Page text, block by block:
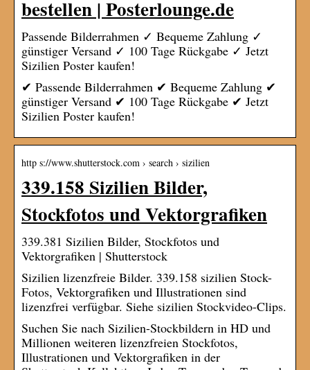
bestellen | Posterlounge.de
Passende Bilderrahmen ✓ Bequeme Zahlung ✓
günstiger Versand ✓ 100 Tage Rückgabe ✓ Jetzt
Sizilien Poster kaufen!
✔ Passende Bilderrahmen ✔ Bequeme Zahlung ✔
günstiger Versand ✔ 100 Tage Rückgabe ✔ Jetzt
Sizilien Poster kaufen!
http s://www.shutterstock.com › search › sizilien
339.158 Sizilien Bilder,
Stockfotos und Vektorgrafiken
339.381 Sizilien Bilder, Stockfotos und
Vektorgrafiken | Shutterstock
Sizilien lizenzfreie Bilder. 339.158 sizilien Stock-
Fotos, Vektorgrafiken und Illustrationen sind
lizenzfrei verfügbar. Siehe sizilien Stockvideo-Clips.
Suchen Sie nach Sizilien-Stockbildern in HD und
Millionen weiteren lizenzfreien Stockfotos,
Illustrationen und Vektorgrafiken in der